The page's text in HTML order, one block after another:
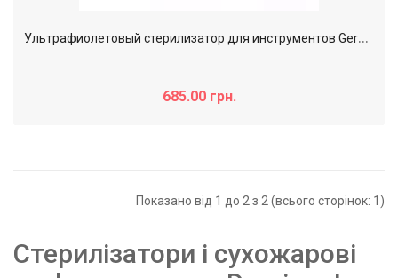
У
льтрафиолетовый стерилизатор для инструментов Germix SM-504B (small edition)
685.00 грн.
Показано від 1 до 2 з 2 (всього сторінок: 1)
Стерилізатори і сухожарові